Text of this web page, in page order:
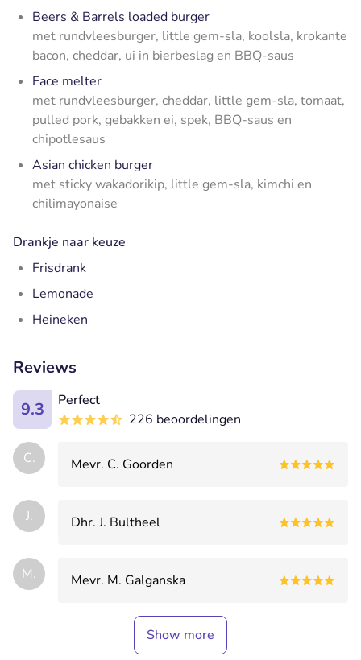
Beers & Barrels loaded burger
met rundvleesburger, little gem-sla, koolsla, krokante
bacon, cheddar, ui in bierbeslag en BBQ-saus
Face melter
met rundvleesburger, cheddar, little gem-sla, tomaat,
pulled pork, gebakken ei, spek, BBQ-saus en
chipotlesaus
Asian chicken burger
met sticky wakadorikip, little gem-sla, kimchi en
chilimayonaise
Drankje naar keuze
Frisdrank
Lemonade
Heineken
Reviews
9.3
Perfect
226 beoordelingen
C. Mevr. C. Goorden
J. Dhr. J. Bultheel
M. Mevr. M. Galganska
Show more